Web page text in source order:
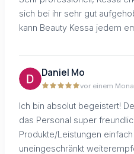
sich bei ihr sehr gut
kann Beauty Kessa jedem
Daniel Mo
vor einem
Ich bin absolut begeistert!
das Personal super
Produkte/Leistungen
uneingeschränkt